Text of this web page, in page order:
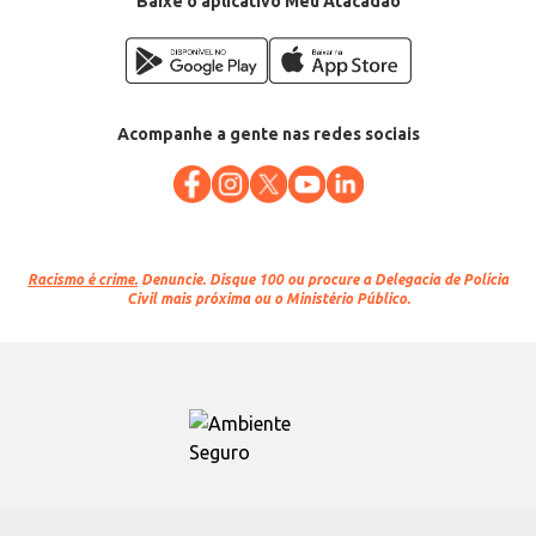
Acompanhe a gente nas redes sociais
Racismo é crime. Denuncie. Disque 100 ou procure a Delegacia de Polícia
Civil mais próxima ou o Ministério Público.